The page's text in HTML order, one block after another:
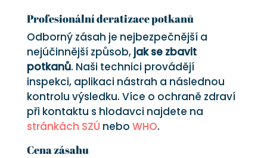
Profesionální deratizace potkanů
Odborný zásah je nejbezpečnější a
nejúčinnější způsob, jak se zbavit
potkanů. Naši technici provádějí
inspekci, aplikaci nástrah a následnou
kontrolu výsledku. Více o ochraně zdraví
při kontaktu s hlodavci najdete na
stránkách SZÚ nebo WHO.
Cena zásahu